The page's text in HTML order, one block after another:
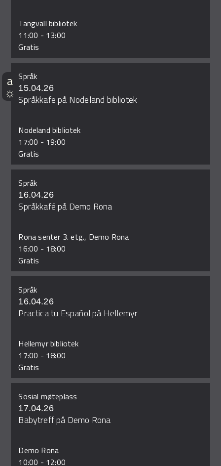
Tangvall bibliotek
11:00 - 13:00
Gratis
Språk
15.04.26
Språkkafe på Nodeland bibliotek
Nodeland bibliotek
17:00 - 19:00
Gratis
Språk
16.04.26
Språkkafé på Demo Rona
Rona senter 3. etg., Demo Rona
16:00 - 18:00
Gratis
Språk
16.04.26
Practica tu Español på Hellemyr
Hellemyr bibliotek
17:00 - 18:00
Gratis
Sosial møteplass
17.04.26
Babytreff på Demo Rona
Demo Rona
10:00 - 12:00